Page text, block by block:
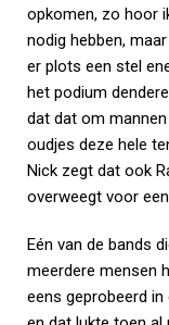
opkomen, zo hoor
nodig hebben,
er plots een stel
het podium
dat dat om
oudjes deze hele
Nick zegt dat ook
overweegt voor
Eén van de bands
meerdere mensen
eens geprobeerd